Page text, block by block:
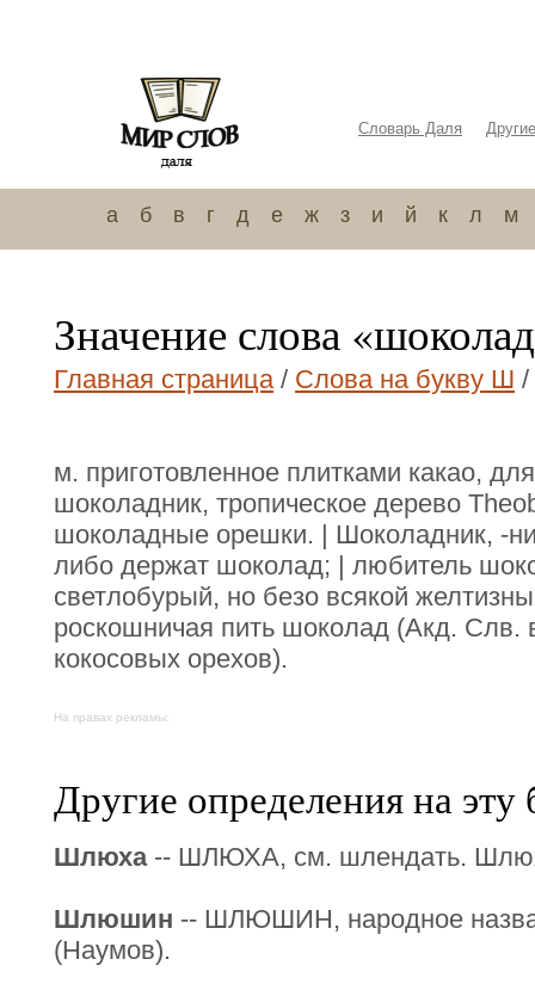
Словарь Даля
а б в г д е ж з и й к л м
Значение слова
Главная страница/ Слова на букву Ш /
м. приготовленное плитками какао,
шоколадник, тропическое дерево
шоколадные орешки. | Шоколадник, -
либо держат шоколад; | любитель
светлобурый, но безо всякой
роскошничая пить шоколад (Акд. Слв.
кокосовых орехов).
На правах рекламы:
Другие определения на эту
Шлюха-- ШЛЮХА, см. шлендать.
Шлюшин -- ШЛЮШИН, народное
(Наумов).